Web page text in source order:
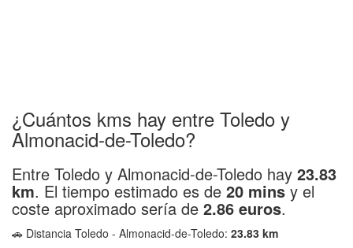
¿Cuántos kms hay entre Toledo y
Almonacid-de-Toledo?
Entre Toledo y Almonacid-de-Toledo hay 23.83
km. El tiempo estimado es de 20 minsy el
coste aproximado sería de 2.86 euros.
🚗 Distancia Toledo - Almonacid-de-Toledo: 23.83 km